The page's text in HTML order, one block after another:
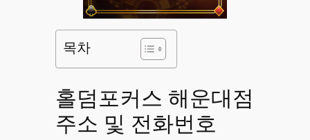
목차
홀덤포커스 해운대점
주소 및 전화번호